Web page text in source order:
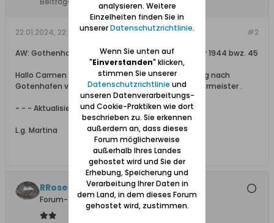
#2
22.01.2024, 22:01
AW: Gothenhafen Listen der Fischerei Obermeister 1944 bwz. 45
Hallo Carmen , mein Opa (Erich Krause ) von Danzig nach
Gotenhafen versetzt worden . Er war Fischerei Obermeister .
- - - Aktualisiert - - -
L.g. Martina
RRose
Forum-Teilnehmer
analysieren. Weitere
Einzelheiten finden Sie in
unsererDatenschutzrichtlinie.
Wenn Sie unten auf
"Einverstanden" klicken,
stimmen Sie unserer
Datenschutzrichtlinie und
unseren Datenverarbeitungs-
und Cookie-Praktiken wie dort
beschrieben zu. Sie erkennen
außerdem an, dass dieses
Forum möglicherweise
außerhalb Ihres Landes
gehostet wird und Sie der
Erhebung, Speicherung und
Verarbeitung Ihrer Daten in
dem Land, in dem dieses Forum
gehostet wird, zustimmen.